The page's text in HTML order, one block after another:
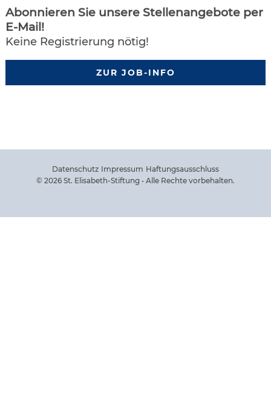
Abonnieren Sie unsere Stellenangebote per
E-Mail!
Keine Registrierung nötig!
ZUR JOB-INFO
Datenschutz Impressum Haftungsausschluss
© 2026 St. Elisabeth-Stiftung • Alle Rechte vorbehalten.